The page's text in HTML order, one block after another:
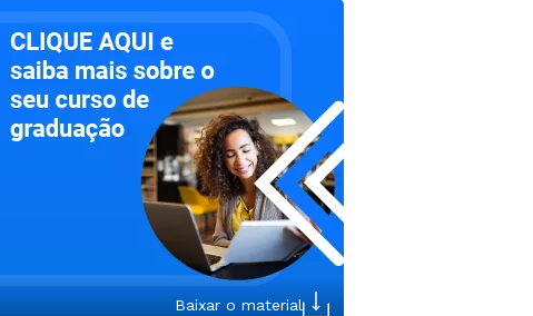
Baixar o material